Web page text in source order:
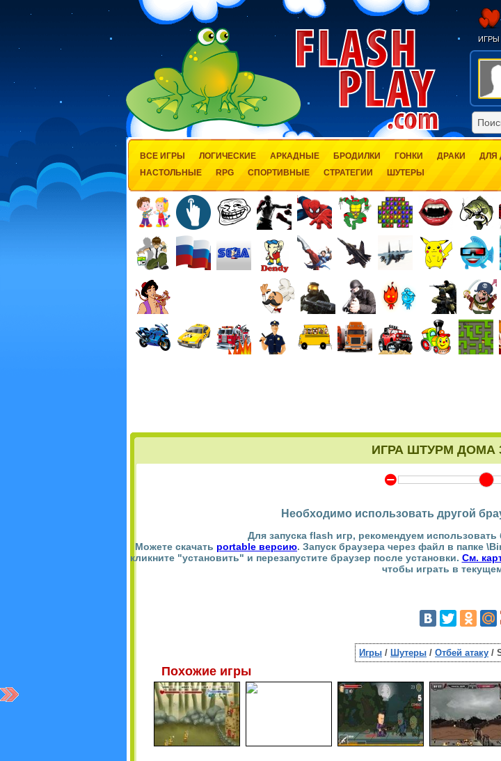
ИГРЫ
ВСЕ ИГРЫ ЛОГИЧЕСКИЕ АРКАДНЫЕ БРОДИЛКИ ГОНКИ ДРАКИ ДЛЯ
НАСТОЛЬНЫЕ
RPG СПОРТИВНЫЕ СТРАТЕГИИ ШУТЕРЫ
ИГРА ШТУРМ ДОМА
Y
Необходимо использовать другой
Для запуска flash игр, рекомендуем
Можете скачать portable версию. Запуск браузера через файл в папке
кликните "установить" и перезапустите браузер после установки. См.
чтобы играть в
Игры / Шутеры / Отбей атаку /
Похожие игры